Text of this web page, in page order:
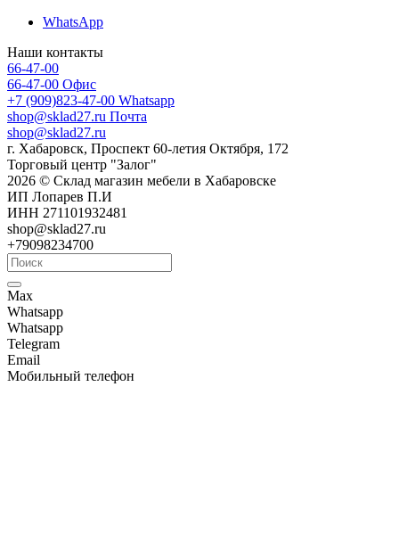
WhatsApp
Наши контакты
66-47-00
66-47-00 Офис
+7 (909)823-47-00 Whatsapp
shop@sklad27.ru Почта
shop@sklad27.ru
г. Хабаровск, Проспект 60-летия Октября, 172
Торговый центр "Залог"
2026 © Склад магазин мебели в Хабаровске
ИП Лопарев П.И
ИНН 271101932481
shop@sklad27.ru
+79098234700
Max
Whatsapp
Whatsapp
Telegram
Email
Мобильный телефон